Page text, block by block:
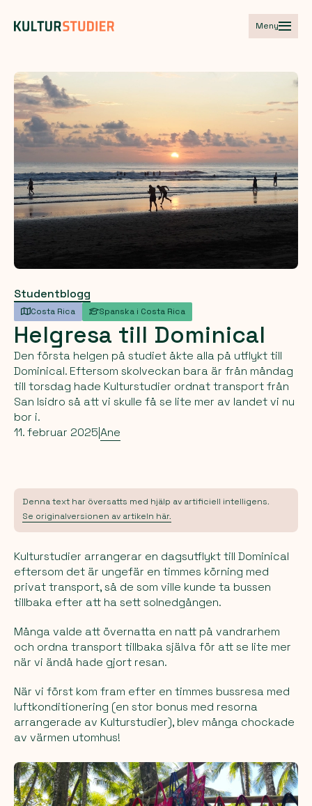
Meny
Studentblogg
Costa Rica Spanska i Costa Rica
Helgresa till Dominical
Den första helgen på studiet åkte alla på utflykt till
Dominical. Eftersom skolveckan bara är från måndag
till torsdag hade Kulturstudier ordnat transport från
San Isidro så att vi skulle få se lite mer av landet vi nu
bor i.
11. februar 2025|Ane
Denna text har översatts med hjälp av artificiell intelligens.
Se originalversionen av artikeln här.
Kulturstudier arrangerar en dagsutflykt till Dominical
eftersom det är ungefär en timmes körning med
privat transport, så de som ville kunde ta bussen
tillbaka efter att ha sett solnedgången.
Många valde att övernatta en natt på vandrarhem
och ordna transport tillbaka själva för att se lite mer
när vi ändå hade gjort resan.
När vi först kom fram efter en timmes bussresa med
luftkonditionering (en stor bonus med resorna
arrangerade av Kulturstudier), blev många chockade
av värmen utomhus!